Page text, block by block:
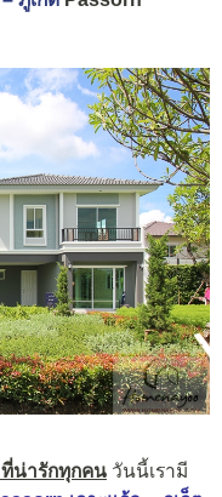
ที่น่ารักทุกคน วันนี้เรามี